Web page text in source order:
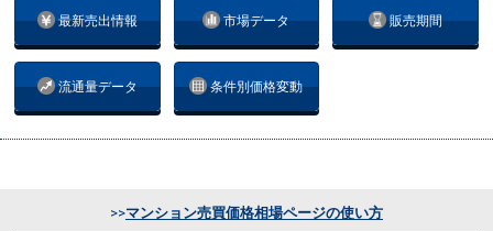
最新売出情報 市場データ 販売期間
流通量データ 条件別価格変動
>>マンション売買価格相場ページの使い方